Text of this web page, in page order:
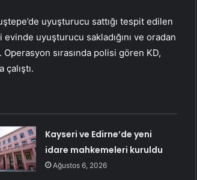
uyuşturucu sattığı tespit edilen
uyuşturucu sakladığını ve oradan
sırasında polisi gören KD,
Kayseri ve Edirne’de yeni
idare mahkemeleri kuruldu
Ağustos 6, 2026